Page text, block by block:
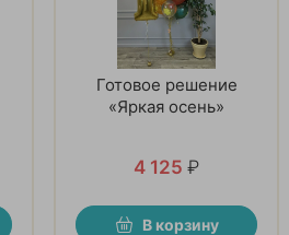
Готовое решение
«Яркая осень»
4 125 ₽
В корзину